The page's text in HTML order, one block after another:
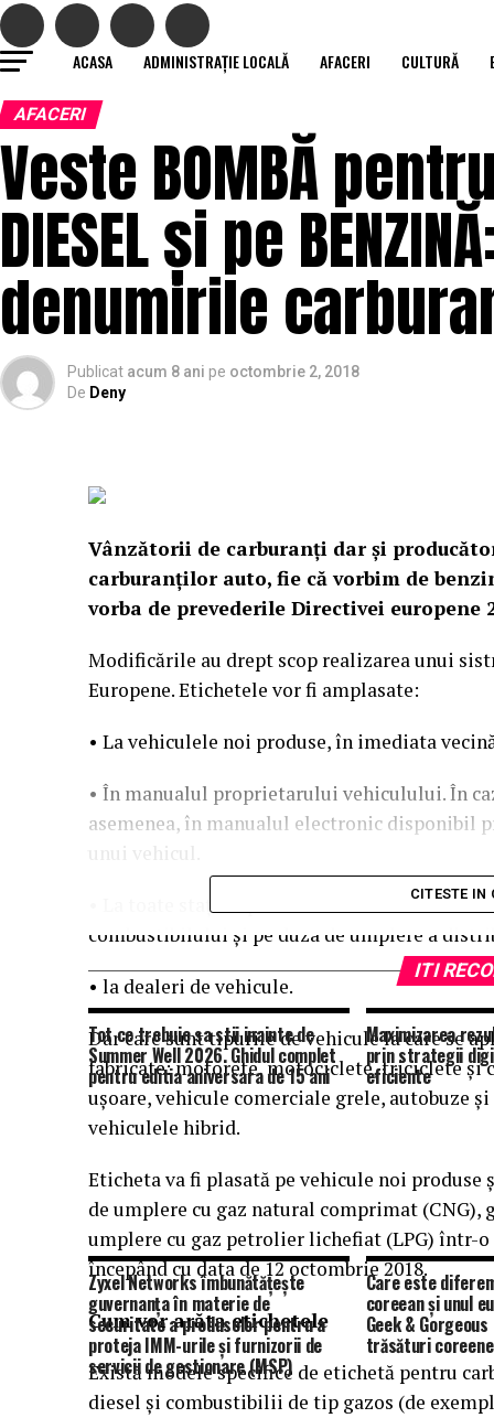
ACASA ADMINISTRAȚIE LOCALĂ AFACERI CULTURĂ
AFACERI
Veste BOMBĂ
DIESEL și pe
denumirile
Publicat acum 8 ani pe octombrie 2, 2018
De Deny
Vânzătorii de carburanţi dar şi
carburanţilor auto, fie că vorbim de
vorba de prevederile Directivei europene
Modificările au drept scop realizarea unui
Europene.Etichetele vor fi amplasate:
• La vehiculele noi produse, în imediata
• În manualul proprietarului vehiculului. În
asemenea, în manualul electronic
• La toate staţiile publice de alimentare cu
combustibilului şi pe duza de umplere a
• la dealeri de vehicule.
Dar care sunt tipurile de vehicule la care se
fabricate: motorete, motociclete, triciclete
uşoare, vehicule comerciale grele, autobuze
vehiculele hibrid.
Eticheta va fi plasată pe vehicule noi
de umplere cu gaz natural comprimat
umplere cu gaz petrolier lichefiat (LPG) într-
începând cu data de 12 octombrie 2018.
Cum vor arăta etichetele
Există modele specifice de etichetă pentru
diesel şi combustibilii de tip gazos (de
CITESTE IN
ITI
Tot ce trebuie sa stii inainte de
Summer Well 2026. Ghidul complet
pentru editia aniversara de 15 ani
Maximizarea
prin strategii
eficiente
Zyxel Networks îmbunătățește
guvernanța în materie de
securitate a produselor pentru a
proteja IMM-urile și furnizorii de
servicii de gestionare (MSP)
Care este
coreean și unul
Geek &
trăsături coreene